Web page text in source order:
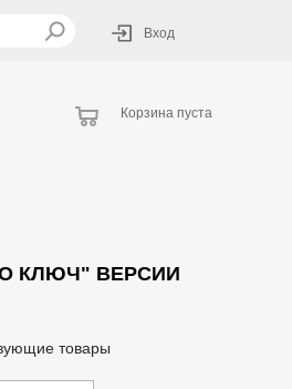
Вход
Корзина пуста
КЛЮЧ" ВЕРСИИ
товары